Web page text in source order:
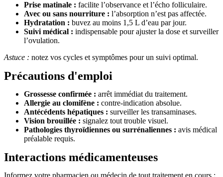
Prise matinale : facilite l’observance et l’écho folliculaire.
Avec ou sans nourriture : l’absorption n’est pas affectée.
Hydratation : buvez au moins 1,5 L d’eau par jour.
Suivi médical : indispensable pour ajuster la dose et surveiller
l’ovulation.
Astuce : notez vos cycles et symptômes pour un suivi optimal.
Précautions d'emploi
Grossesse confirmée : arrêt immédiat du traitement.
Allergie au clomifène : contre-indication absolue.
Antécédents hépatiques : surveiller les transaminases.
Vision brouillée : signalez tout trouble visuel.
Pathologies thyroïdiennes ou surrénaliennes : avis médical
préalable requis.
Interactions médicamenteuses